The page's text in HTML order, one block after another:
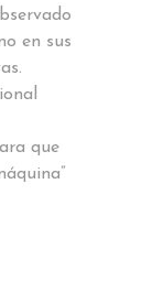
en sus
que